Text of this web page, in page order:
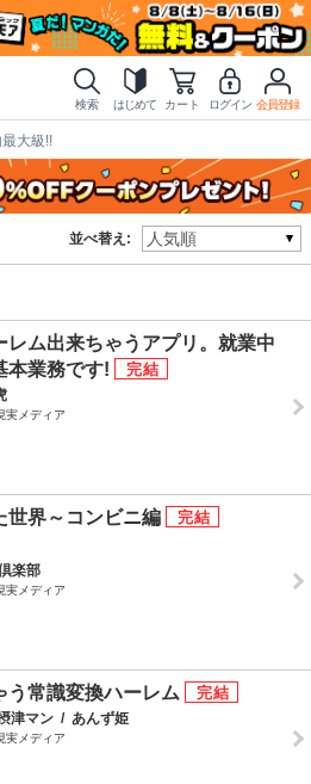
検索 はじめて カート ログイン 会員登録
大級!!
並べ替え:
レム出来ちゃうアプリ。就業中
本業務です!
実メディア
世界～コンビニ編
楽部
実メディア
う常識変換ハーレム
津マン / あんず姫
実メディア